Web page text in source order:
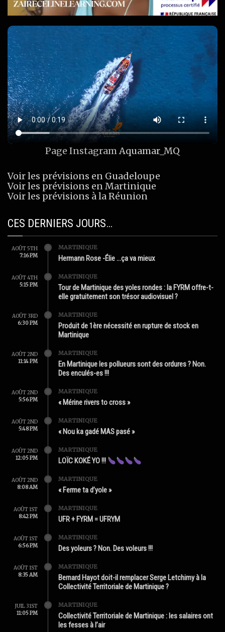
Page InstagramAquamar_MQ
Voir les prévisions en Guadeloupe
Voir les prévisions en Martinique
Voir les prévisions à la Réunion
CES DERNIERS JOURS…
AOÛT 5TH
7:16 PM
MARTINIQUE
Hermann Rose -Élie …ça va mieux
AOÛT 4TH
5:15 PM
MARTINIQUE
Tour de Martinique des yoles rondes : la FYRM offre-t-
elle gratuitement son trésor audiovisuel ?
AOÛT 3RD
6:30 PM
MARTINIQUE
Produit de 1ère nécessité en rupture de stock en
Martinique
AOÛT 2ND
11:14 PM
MARTINIQUE
En Martinique les pollueurs sont des ordures ? Non.
Des enculés-es !!!
AOÛT 2ND
5:56 PM
MARTINIQUE
« Mérine rivers to cross »
AOÛT 2ND
5:48 PM
MARTINIQUE
« Nou ka gadé MAS pasé »
AOÛT 2ND
12:05 PM
MARTINIQUE
LOÏC KOKÉ YO !!!
AOÛT 2ND
8:08 AM
MARTINIQUE
« Ferme ta d’yole »
AOÛT 1ST
8:42 PM
MARTINIQUE
UFR + FYRM = UFRYM
AOÛT 1ST
6:56 PM
MARTINIQUE
Des yoleurs ? Non. Des voleurs !!!
AOÛT 1ST
8:35 AM
MARTINIQUE
Bernard Hayot doit-il remplacer Serge Letchimy à la
Collectivité Territoriale de Martinique ?
JUIL 31ST
11:05 PM
MARTINIQUE
Collectivité Territoriale de Martinique : les salaires ont
les fesses à l’air